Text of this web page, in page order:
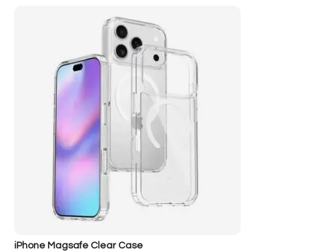
iPhone Magsafe Clear Case